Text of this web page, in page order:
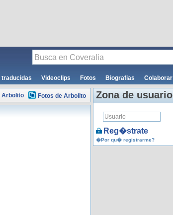
traducidas Videoclips Fotos Biografias Colaborar
Fotos de Arbolito Zona de usuario
Reg�strate
�Por qu� registrarme?